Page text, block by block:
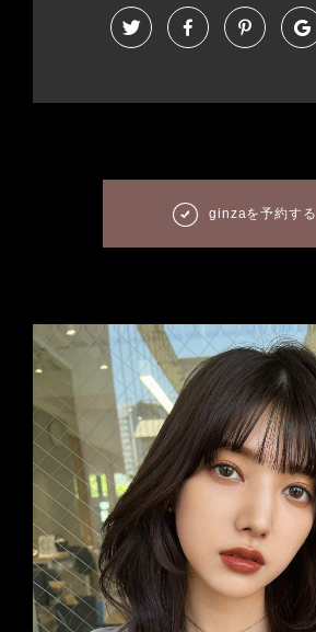
ginzaを予約する